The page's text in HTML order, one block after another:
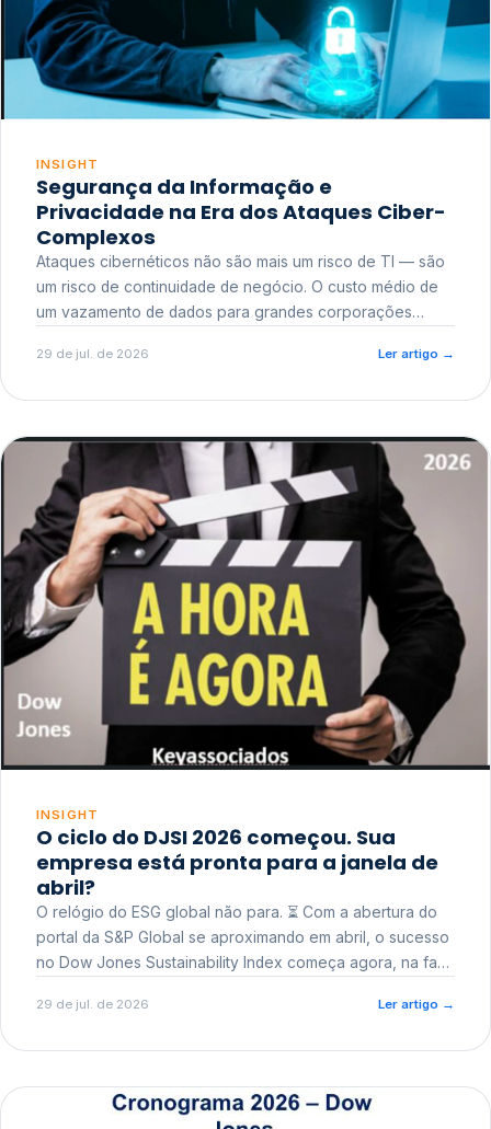
INSIGHT
Segurança da Informação e
Privacidade na Era dos Ataques Ciber-
Complexos
Ataques cibernéticos não são mais um risco de TI — são
um risco de continuidade de negócio. O custo médio de
um vazamento de dados para grandes corporações
reputacional e o risco regulatório junto a órgãos como a
29 de jul. de 2026 Ler artigo →
INSIGHT
O ciclo do DJSI 2026 começou. Sua
empresa está pronta para a janela de
abril?
O relógio do ESG global não para. ⏳ Com a abertura do
portal da S&P Global se aproximando em abril, o sucesso
no Dow Jones Sustainability Index começa agora, na fase
29 de jul. de 2026 Ler artigo →